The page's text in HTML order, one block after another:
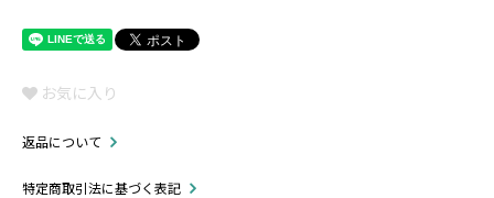
お気に入り
返品について
特定商取引法に基づく表記